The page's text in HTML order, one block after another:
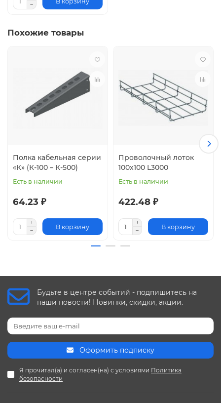
Похожие товары
Полка кабельная серии
«К» (К-100 – К-500)
Есть в наличии
64.23 ₽
В корзину
Проволочный лоток
100х100 L3000
Есть в наличии
422.48 ₽
В корзину
Будьте в центре событий - подпишитесь на
наши новости! Новинки, скидки, акции.
Оформить подписку
Я прочитал(а) и согласен(на) с условиями Политика
безопасности